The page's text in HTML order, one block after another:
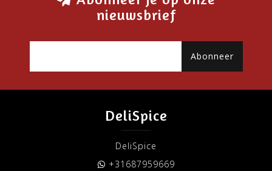
nieuwsbrief
Abonneer
DeliSpice
DeliSpice
+31687959669